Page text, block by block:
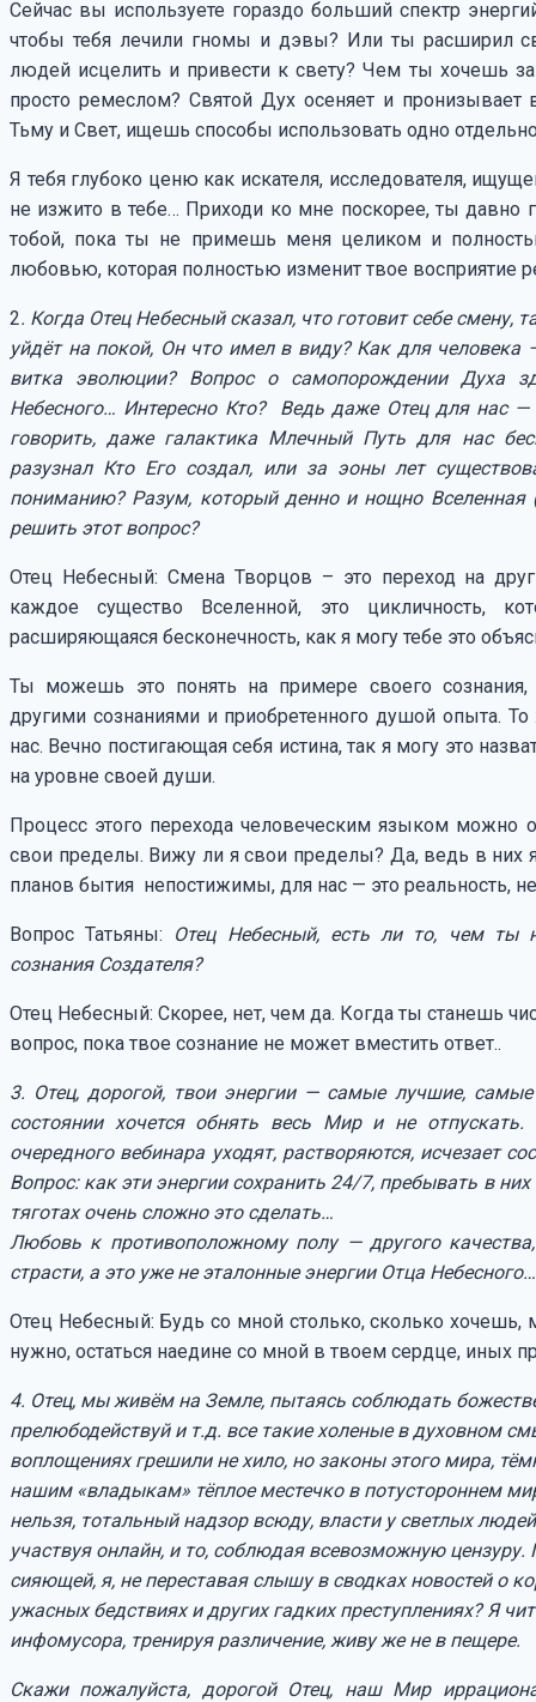
Сейчас вы используете гораздо больший спектр
чтобы тебя лечили гномы и дэвы? Или ты расширил
людей исцелить и привести к свету? Чем ты хочешь
просто ремеслом? Святой Дух осеняет и
Тьму и Свет, ищешь способы использовать одно
Я тебя глубоко ценю как искателя, исследователя,
не изжито в тебе… Приходи ко мне поскорее, ты давно
тобой, пока ты не примешь меня целиком и
любовью, которая полностью изменит твое восприятие
2. Когда Отец Небесный сказал, что готовит себе смену,
уйдёт на покой, Он что имел в виду? Как для человека
витка эволюции? Вопрос о самопорождении Духа
Небесного… Интересно Кто? Ведь даже Отец для нас
говорить, даже галактика Млечный Путь для нас
разузнал Кто Его создал, или за эоны лет
пониманию? Разум, который денно и нощно Вселенная
решить этот вопрос?
Отец Небесный: Смена Творцов – это переход на
каждое существо Вселенной, это цикличность,
расширяющаяся бесконечность, как я могу тебе это
Ты можешь это понять на примере своего сознания,
другими сознаниями и приобретенного душой опыта.
нас. Вечно постигающая себя истина, так я могу это
на уровне своей души.
Процесс этого перехода человеческим языком можно
свои пределы. Вижу ли я свои пределы? Да, ведь в них
планов бытия непостижимы, для нас — это реальность,
Вопрос Татьяны: Отец Небесный, есть ли то, чем ты
сознания Создателя?
Отец Небесный: Скорее, нет, чем да. Когда ты станешь
вопрос, пока твое сознание не может вместить ответ..
3. Отец, дорогой, твои энергии — самые лучшие,
состоянии хочется обнять весь Мир и не
очередного вебинара уходят, растворяются, исчезает
Вопрос: как эти энергии сохранить 24/7, пребывать в
тяготах очень сложно это сделать…
Любовь к противоположному полу — другого
страсти, а это уже не эталонные энергии Отца Небесного…
Отец Небесный: Будь со мной столько, сколько хочешь,
нужно, остаться наедине со мной в твоем сердце, иных
4. Отец, мы живём на Земле, пытаясь соблюдать
прелюбодействуй и т.д. все такие холеные в духовном
воплощениях грешили не хило, но законы этого мира,
нашим «владыкам» тёплое местечко в потустороннем
нельзя, тотальный надзор всюду, власти у светлых
участвуя онлайн, и то, соблюдая всевозможную
сияющей, я, не переставая слышу в сводках новостей о
ужасных бедствиях и других гадких преступлениях? Я
инфомусора, тренируя различение, живу же не в пещере.
Скажи пожалуйста, дорогой Отец, наш Мир